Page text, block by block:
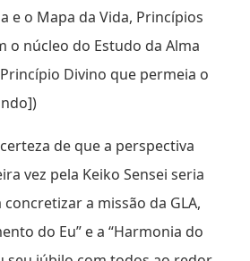
e o Mapa da Vida, Princípios
o núcleo do Estudo da Alma
Divino que permeia o
de que a perspectiva
vez pela Keiko Sensei seria
a missão da GLA,
do Eu” e a “Harmonia do